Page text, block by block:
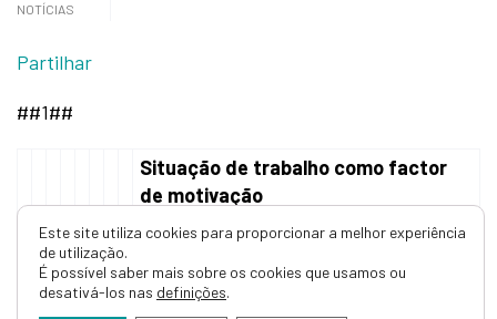
NOTÍCIAS
Partilhar
##1##
Situação de trabalho como factor
de motivação
No âmbito do seminário subordinado
ao tema “Motivação – Renovado
Desafio das Organizações” que decorre
Este site utiliza cookies para proporcionar a melhor experiência
de utilização.
É possível saber mais sobre os cookies que usamos ou
desativá-los nas definições.